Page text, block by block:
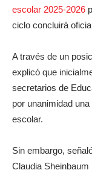
escolar 2025-2026
ciclo concluirá
A través de un
explicó que
secretarios de
por unanimidad
escolar.
Sin embargo,
Claudia